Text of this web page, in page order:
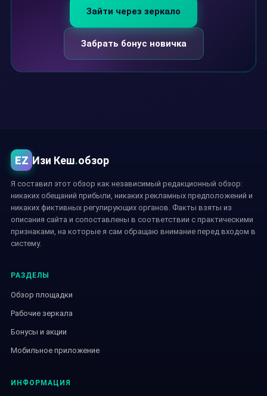
Зайти через зеркало
Забрать бонус новичка
EZ Изи Кеш.обзор
Я составил этот обзор как независимый редакционный обзор:
никаких обещаний прибыли, никаких рекламных предположений и
никаких фиктивных регулирующих органов. Факты взяты из
описания сайта и сопоставлены в соответствии с практическими
признаками, на которые я сам обращаю внимание перед входом в
систему.
РАЗДЕЛЫ
Обзор площадки
Рабочие зеркала
Бонусы и акции
Мобильное приложение
ИНФОРМАЦИЯ